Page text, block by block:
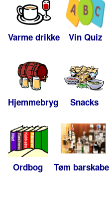
Varme drikke Vin Quiz
Hjemmebryg Snacks
Ordbog Tøm